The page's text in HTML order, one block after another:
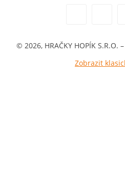
© 2026, HRAČKY HOPÍK
Zobrazit